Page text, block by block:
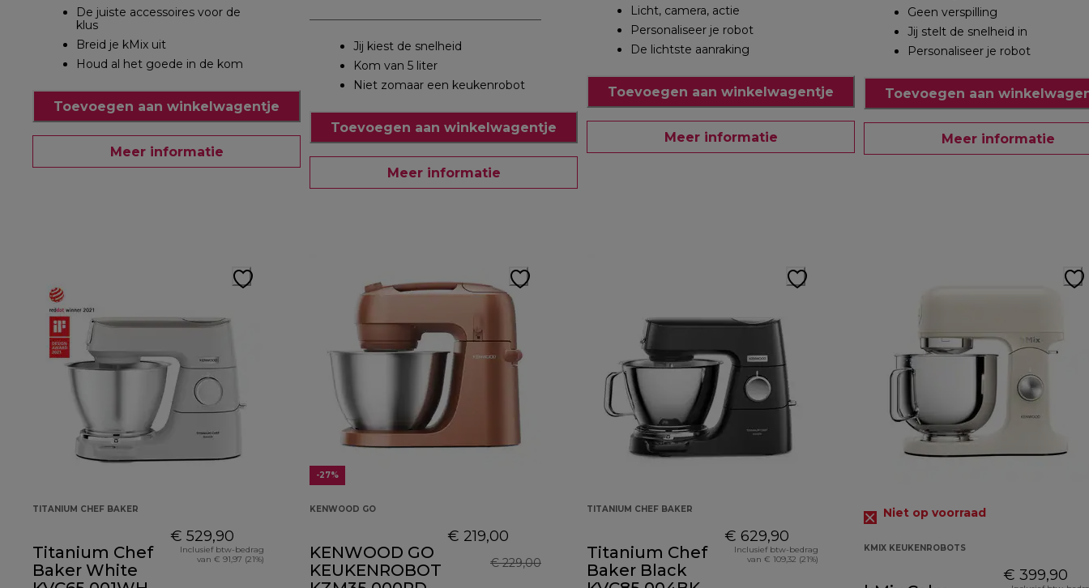
De juiste accessoires voor de
klus
Breid je kMix uit
Houd al het goede in de kom
Toevoegen aan winkelwagentje
Meer informatie
Jij kiest de snelheid
Kom van 5 liter
Niet zomaar een keukenrobot
Toevoegen aan winkelwagentje
Meer informatie
Licht, camera, actie
Personaliseer je robot
De lichtste aanraking
Toevoegen aan winkelwagentje
Meer informatie
Geen verspilling
Jij stelt de snelheid in
Personaliseer je robot
Toevoegen aan
Meer informatie
TITANIUM CHEF BAKER
Titanium Chef
Baker White
€ 529,90
Inclusief btw-bedrag
van € 91,97 (21%)
-27%
KENWOOD GO
KENWOOD GO
KEUKENROBOT
€ 219,00
€ 229,00
TITANIUM CHEF BAKER
Titanium Chef
Baker Black
€ 629,90
Inclusief btw-bedrag
van € 109,32 (21%)
Niet op voorraad
KMIX KEUKENROBOTS
€ 399,90